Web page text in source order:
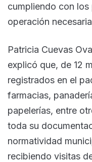
cumpliendo con
operación
Patricia Cuevas
explicó que, de 12
registrados en el
farmacias,
papelerías, entre
toda su
normatividad
recibiendo visitas